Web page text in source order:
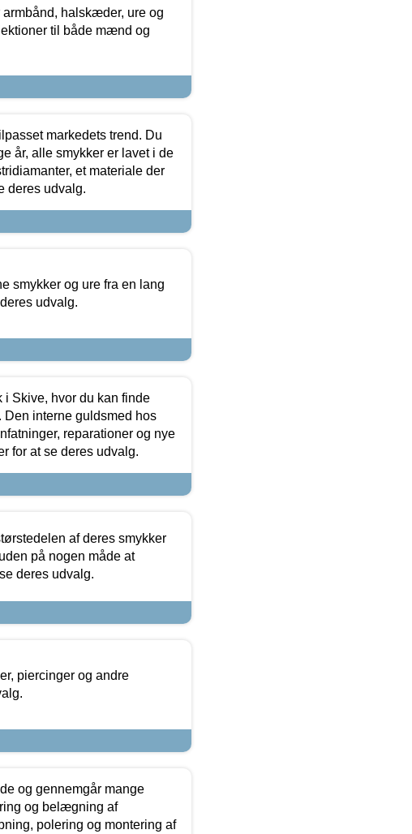
halskæder, ure og
til både mænd og
markedets trend. Du
år, alle smykker er lavet i de
et materiale der
deres udvalg.
smykker og ure fra en lang
udvalg.
Skive, hvor du kan finde
interne guldsmed hos
reparationer og nye
for at se deres udvalg.
af deres smykker
på nogen måde at
deres udvalg.
piercinger og andre
og gennemgår mange
og belægning af
polering og montering af